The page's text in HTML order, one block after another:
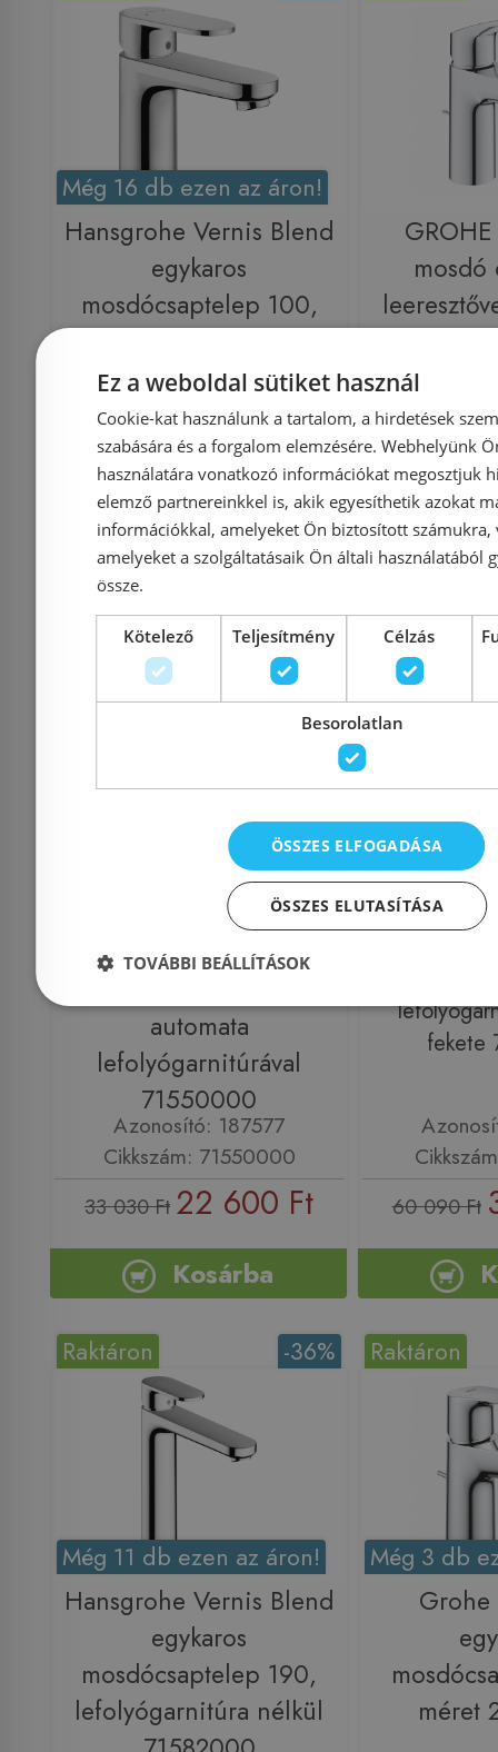
Még 16 db ezen az áron!
Hansgrohe Vernis Blend
egykaros
mosdócsaptelep 100,
lefolyógarnitúrával
71551000
Azonosító: 187584
Cikkszám: 71551000
43 228 Ft 29 500 Ft
mosdó
29 348 Ft
-32%
Raktáron
Még 16 db ezen az áron!
Hansgrohe Vernis Blend
egykaros
automata
lefolyógarnitúrával
71550000
Azonosító: 187577
Cikkszám: 71550000
33 030 Ft 22 600 Ft
Kosárba
Raktáron
Még 5 db
fekete
60 090 Ft
-36%
Raktáron
Még 11 db ezen az áron!
Hansgrohe Vernis Blend
egykaros
mosdócsaptelep 190,
lefolyógarnitúra nélkül
Raktáron
Még 3 db
Grohe
méret
Ez a weboldal sütiket használ
Cookie-kat használunk a tartalom, a hirdetések
szabására és a forgalom elemzésére. Webhelyünk
használatára vonatkozó információkat megosztjuk
elemző partnereinkkel is, akik egyesíthetik azokat
információkkal, amelyeket Ön biztosított számukra,
amelyeket a szolgáltatásaik Ön általi használatából
össze.
Kötelező Teljesítmény Célzás
Besorolatlan
ÖSSZES ELFOGADÁSA
ÖSSZES ELUTASÍTÁSA
TOVÁBBI BEÁLLÍTÁSOK